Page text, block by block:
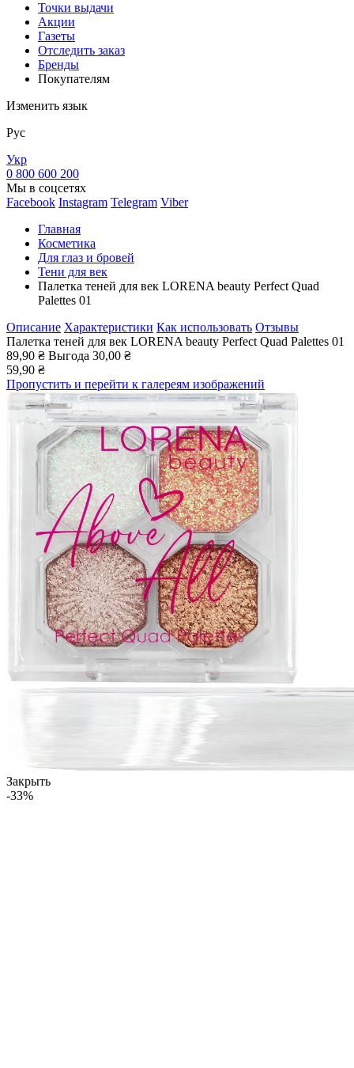
Точки выдачи
Акции
Газеты
Отследить заказ
Бренды
Покупателям
Изменить язык
Рус
Укр
0 800 600 200
Мы в соцсетях
Facebook Instagram Telegram Viber
Главная
Косметика
Для глаз и бровей
Тени для век
Палетка теней для век LORENA beauty Perfect Quad
Palettes 01
Описание Характеристики Как использовать Отзывы
Палетка теней для век LORENA beauty Perfect Quad Palettes 01
89,90 ₴ Выгода 30,00 ₴
59,90 ₴
Пропустить и перейти к галереям изображений
Закрыть
-33%